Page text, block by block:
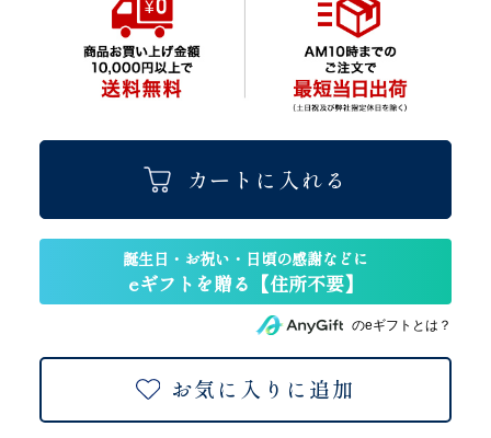
カートに入れる
のeギフトとは？
お気に入りに追加